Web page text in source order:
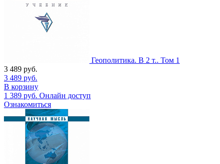
Геополитика. В 2 т.. Том 1
3 489 руб.
3 489 руб.
В корзину
1 389 руб. Онлайн доступ
Ознакомиться